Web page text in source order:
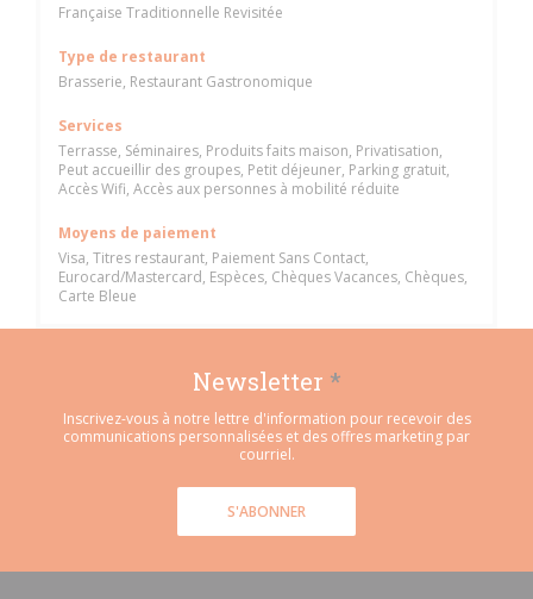
Française Traditionnelle Revisitée
Type de restaurant
Brasserie, Restaurant Gastronomique
Services
Terrasse, Séminaires, Produits faits maison, Privatisation,
Peut accueillir des groupes, Petit déjeuner, Parking gratuit,
Accès Wifi, Accès aux personnes à mobilité réduite
Moyens de paiement
Visa, Titres restaurant, Paiement Sans Contact,
Eurocard/Mastercard, Espèces, Chèques Vacances, Chèques,
Carte Bleue
Newsletter *
Inscrivez-vous à notre lettre d'information pour recevoir des
communications personnalisées et des offres marketing par
courriel.
S'ABONNER